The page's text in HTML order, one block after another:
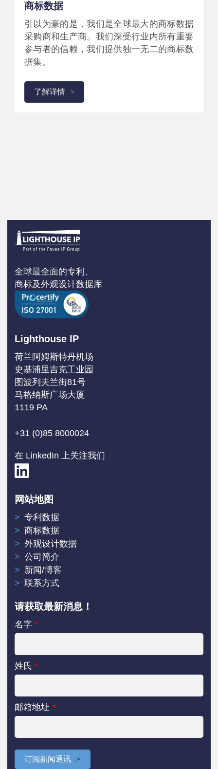
商标数据
引以为豪的是，我们是全球最大的商标数据
采购商和生产商。我们深受行业内所有重要
参与者的信赖，我们提供独一无二的商标数
据集。
了解详情
全球最全面的专利、
商标及外观设计数据库
Lighthouse IP
荷兰阿姆斯特丹机场
史基浦里吉克工业园
图波列夫兰街81号
马格纳斯广场大厦
1119 PA
+31 (0)85 8000024
在 LinkedIn 上关注我们
网站地图
专利数据
商标数据
外观设计数据
公司简介
新闻/博客
联系方式
请获取最新消息！
名字 *
姓氏 *
邮箱地址 *
订阅新闻通讯